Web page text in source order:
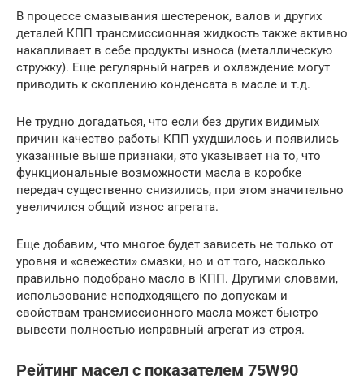
В процессе смазывания шестеренок, валов и других
деталей КПП трансмиссионная жидкость также активно
накапливает в себе продукты износа (металлическую
стружку). Еще регулярный нагрев и охлаждение могут
приводить к скоплению конденсата в масле и т.д.
Не трудно догадаться, что если без других видимых
причин качество работы КПП ухудшилось и появились
указанные выше признаки, это указывает на то, что
функциональные возможности масла в коробке
передач существенно снизились, при этом значительно
увеличился общий износ агрегата.
Еще добавим, что многое будет зависеть не только от
уровня и «свежести» смазки, но и от того, насколько
правильно подобрано масло в КПП. Другими словами,
использование неподходящего по допускам и
свойствам трансмиссионного масла может быстро
вывести полностью исправный агрегат из строя.
Рейтинг масел с показателем 75W90